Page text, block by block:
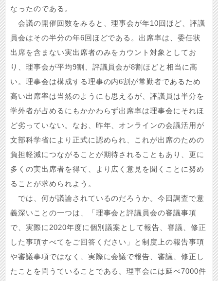
なったのである。
会議の開催回数をみると、理事会が年10回ほど、評議
員会はその半分の年6回ほどである。出席率は、委任状
出席を含まない実出席者のみをカウント対象としてお
り、理事会が平均9割、評議員会が8割ほどと相当に高
い。理事会は構成する理事の内6割が常勤者であるため
高い出席率は当然のようにも思えるが、評議員は半分を
学外者が占めるにもかかわらず出席率は理事会にそれほ
ど劣っていない。なお、昨年、オンラインの会議活用が
文部科学省により正式に認められ、これが出席のための
負担軽減につながることが期待されることもあり、更に
多くの実出席者を得て、より広く意見を聞くことに努め
ることが求められよう。
では、何が議論されているのだろうか。今回調査で意
義深いことの一つは、「理事会と評議員会の審議事項
で、実際に2020年度に個別議案として報告、審議、修正
した事項すべてをご回答ください」と制度上の報告事項
や審議事項ではなく、実際に会議で報告、審議、修正し
たことを問うていることである。理事会には延べ7000件